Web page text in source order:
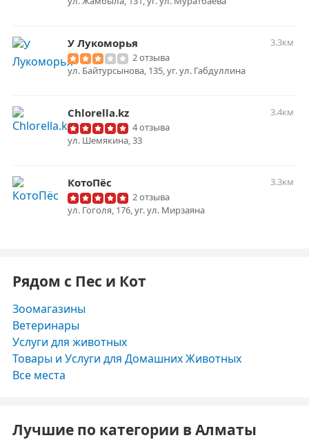
У Лукоморья
3.3км
2 отзыва
ул. Байтурсынова, 135, уг. ул. Габдуллина
Сhlorella.kz
3.4км
4 отзыва
ул. Шемякина, 33
КотоПёс
3.3км
2 отзыва
ул. Гоголя, 176, уг. ул. Мирзаяна
Рядом с Пес и Кот
Зоомагазины
Ветеринары
Услуги для животных
Товары и Услуги для Домашних Животных
Все места
Лучшие по категории в Алматы